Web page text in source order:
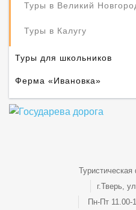
Туры в Великий
Туры в Калугу
Туры для школьников
Ферма «Ивановка»
г.Тверь,
Пн-Пт